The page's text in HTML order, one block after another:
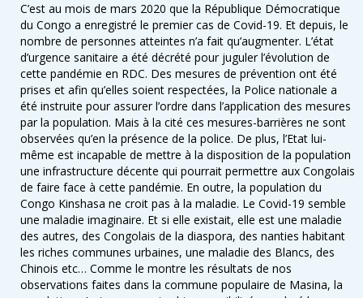
C’est au mois de mars 2020 que la République Démocratique
du Congo a enregistré le premier cas de Covid-19. Et depuis, le
nombre de personnes atteintes n’a fait qu’augmenter. L’état
d’urgence sanitaire a été décrété pour juguler l’évolution de
cette pandémie en RDC. Des mesures de prévention ont été
prises et afin qu’elles soient respectées, la Police nationale a
été instruite pour assurer l’ordre dans l’application des mesures
par la population. Mais à la cité ces mesures-barrières ne sont
observées qu’en la présence de la police. De plus, l’Etat lui-
même est incapable de mettre à la disposition de la population
une infrastructure décente qui pourrait permettre aux Congolais
de faire face à cette pandémie. En outre, la population du
Congo Kinshasa ne croit pas à la maladie. Le Covid-19 semble
une maladie imaginaire. Et si elle existait, elle est une maladie
des autres, des Congolais de la diaspora, des nanties habitant
les riches communes urbaines, une maladie des Blancs, des
Chinois etc… Comme le montre les résultats de nos
observations faites dans la commune populaire de Masina, la